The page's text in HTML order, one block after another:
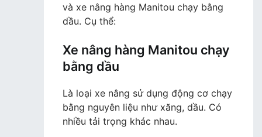
và xe nâng hàng Manitou chạy bằng
dầu. Cụ thể:
Xe nâng hàng Manitou chạy
bằng dầu
Là loại xe nâng sử dụng động cơ chạy
bằng nguyên liệu như xăng, dầu. Có
nhiều tải trọng khác nhau.